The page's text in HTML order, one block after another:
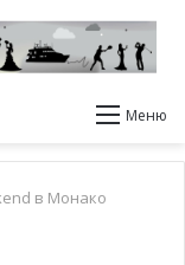
Меню
в Монако